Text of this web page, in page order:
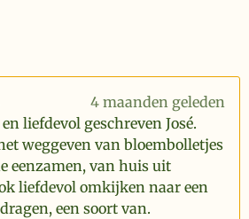
4 maanden geleden
liefdevol geschreven José.
weggeven van bloembolletjes
eenzamen, van huis uit
liefdevol omkijken naar een
een soort van.